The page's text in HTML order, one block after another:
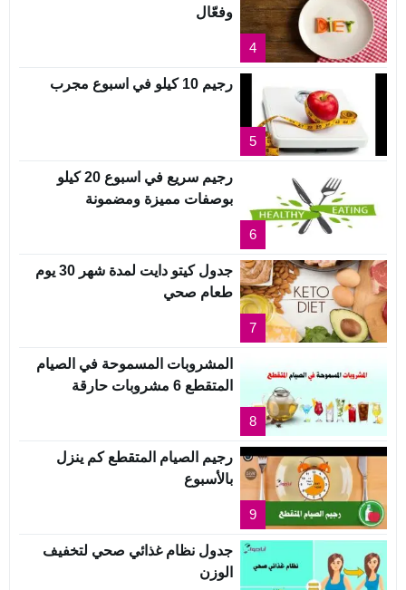
4
وفعّال
5
رجيم 10 كيلو في اسبوع مجرب
6
رجيم سريع في اسبوع 20 كيلو
بوصفات مميزة ومضمونة
7
جدول كيتو دايت لمدة شهر 30 يوم
طعام صحي
8
المشروبات المسموحة في الصيام
المتقطع 6 مشروبات حارقة
9
رجيم الصيام المتقطع كم ينزل
بالأسبوع
جدول نظام غذائي صحي لتخفيف
الوزن